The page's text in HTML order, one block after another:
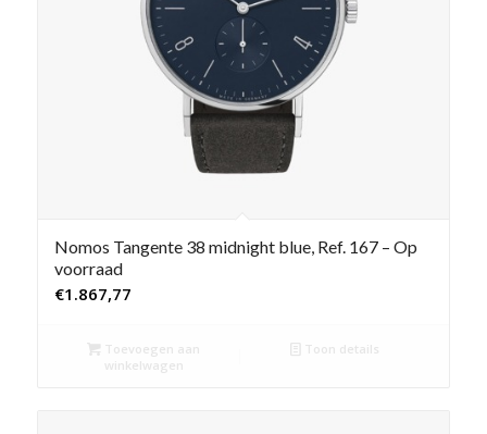
Nomos Tangente 38 midnight blue, Ref. 167 – Op
voorraad
€1.867,77
Toevoegen aan
winkelwagen
Toon details